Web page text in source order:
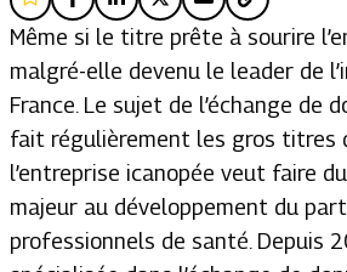
Même si le titre prête à sourire
malgré-elle devenu le leader de
France. Le sujet de l’échange de
fait régulièrement les gros titres
l’entreprise icanopée veut faire
majeur au développement du
professionnels de santé. Depuis